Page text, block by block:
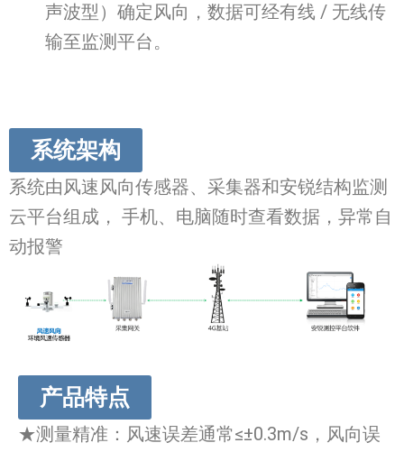
声波型）确定风向，数据可经有线 / 无线传
输至监测平台。
系统架构
系统由风速风向传感器、采集器和安锐结构监测
云平台组成， 手机、电脑随时查看数据，异常自
动报警
产品特点
★测量精准：风速误差通常≤±0.3m/s，风向误